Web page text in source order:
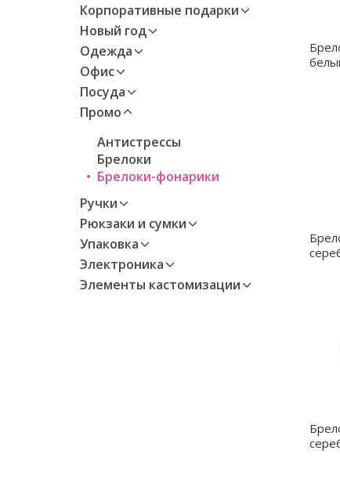
Корпоративные подарки
Новый год
Одежда
Офис
Посуда
Промо
Антистрессы
Брелоки
Брелоки-фонарики
Ручки
Рюкзаки и сумки
Упаковка
Электроника
Элементы кастомизации